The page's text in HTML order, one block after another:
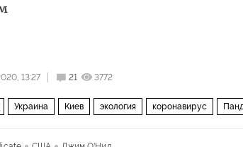
13:27 21 3772
Украина Киев экология коронавирус